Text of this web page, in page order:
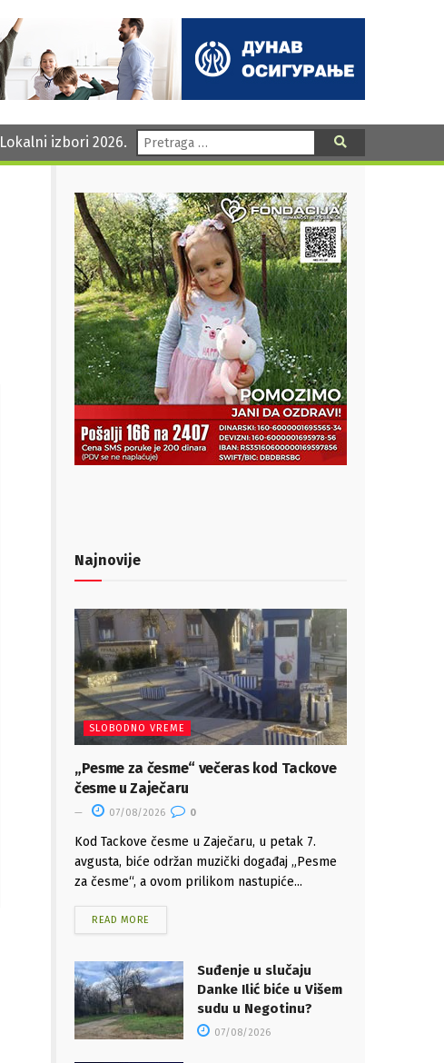
Lokalni izbori 2026. Pretraga:
Najnovije
SLOBODNO VREME
„Pesme za česme“ večeras kod Tackove
česme u Zaječaru
07/08/2026 0
Kod Tackove česme u Zaječaru, u petak 7.
avgusta, biće održan muzički događaj „Pesme
za česme“, a ovom prilikom nastupiće...
READ MORE
Suđenje u slučaju
Danke Ilić biće u Višem
sudu u Negotinu?
07/08/2026